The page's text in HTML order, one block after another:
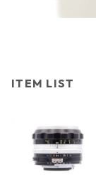
ITEM LIST